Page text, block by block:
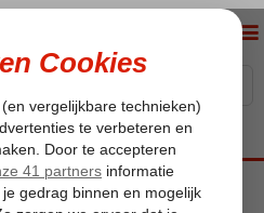
Quinta do Estreito